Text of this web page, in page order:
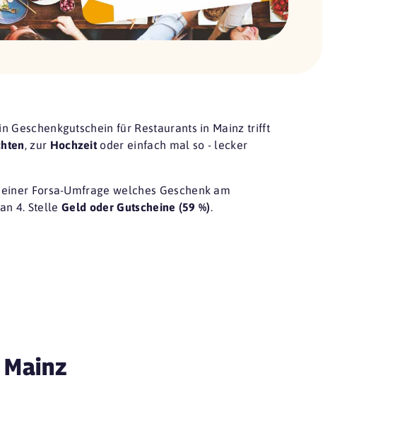
Geschenkgutschein für Restaurants in Mainz trifft
, zur Hochzeitoder einfach mal so - lecker
Forsa-Umfrage welches Geschenk am
4. StelleGeld oder Gutscheine (59 %).